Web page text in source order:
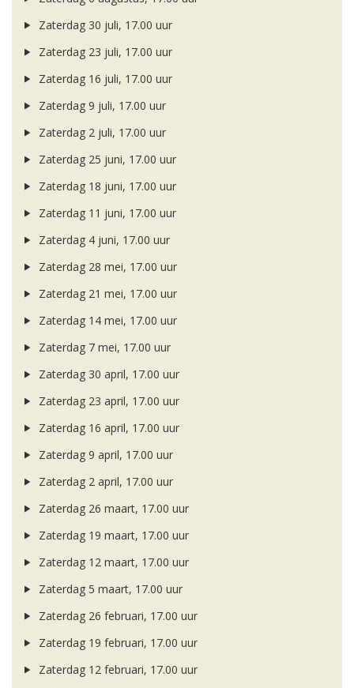
Zaterdag 30 juli, 17.00 uur
Zaterdag 23 juli, 17.00 uur
Zaterdag 16 juli, 17.00 uur
Zaterdag 9 juli, 17.00 uur
Zaterdag 2 juli, 17.00 uur
Zaterdag 25 juni, 17.00 uur
Zaterdag 18 juni, 17.00 uur
Zaterdag 11 juni, 17.00 uur
Zaterdag 4 juni, 17.00 uur
Zaterdag 28 mei, 17.00 uur
Zaterdag 21 mei, 17.00 uur
Zaterdag 14 mei, 17.00 uur
Zaterdag 7 mei, 17.00 uur
Zaterdag 30 april, 17.00 uur
Zaterdag 23 april, 17.00 uur
Zaterdag 16 april, 17.00 uur
Zaterdag 9 april, 17.00 uur
Zaterdag 2 april, 17.00 uur
Zaterdag 26 maart, 17.00 uur
Zaterdag 19 maart, 17.00 uur
Zaterdag 12 maart, 17.00 uur
Zaterdag 5 maart, 17.00 uur
Zaterdag 26 februari, 17.00 uur
Zaterdag 19 februari, 17.00 uur
Zaterdag 12 februari, 17.00 uur